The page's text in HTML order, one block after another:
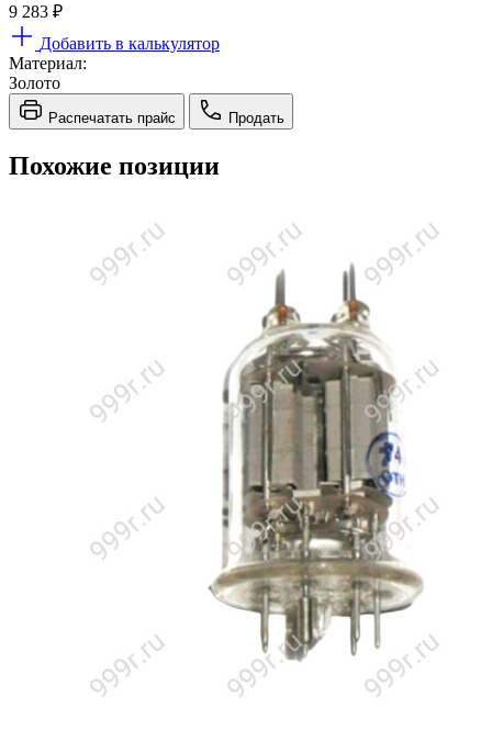
9 283 ₽
Добавить в калькулятор
Материал:
Золото
Распечатать прайс Продать
Похожие позиции